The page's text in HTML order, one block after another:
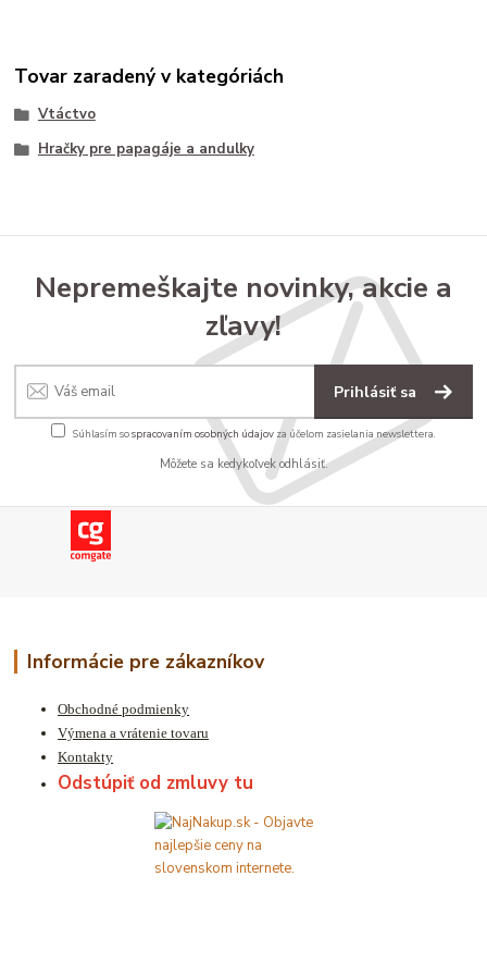
Tovar zaradený v kategóriách
Vtáctvo
Hračky pre papagáje a andulky
Nepremeškajte novinky, akcie a
zľavy!
Prihlásiť sa
Súhlasím sospracovaním osobných údajov za účelom zasielania newslettera.
Môžete sa kedykoľvek odhlásiť.
Informácie pre zákazníkov
Obchodné podmienky
Výmena a vrátenie tovaru
Kontakty
Odstúpiť od zmluvy tu